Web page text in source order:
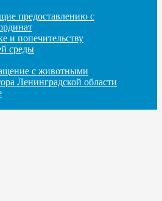
предоставлению с
и попечительству
среды
с животными
Ленинградской области